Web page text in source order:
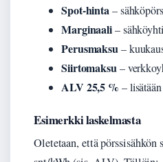
Spot-hinta–
Marginaali–
Perusmaksu–
Siirtomaksu–
ALV 25,5 % –
Esimerkki laskelmasta
Oletetaan, että